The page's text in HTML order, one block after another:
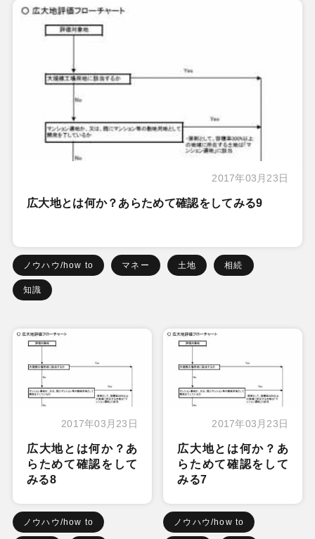
2017年03月23日
広大地とは何か？あらためて確認をしてみる9
ノウハウ/how to マネー 土地 相続
知識
2017年03月23日
広大地とは何か？あ
らためて確認をして
みる8
ノウハウ/how to
2017年03月23日
広大地とは何か？あ
らためて確認をして
みる7
ノウハウ/how to